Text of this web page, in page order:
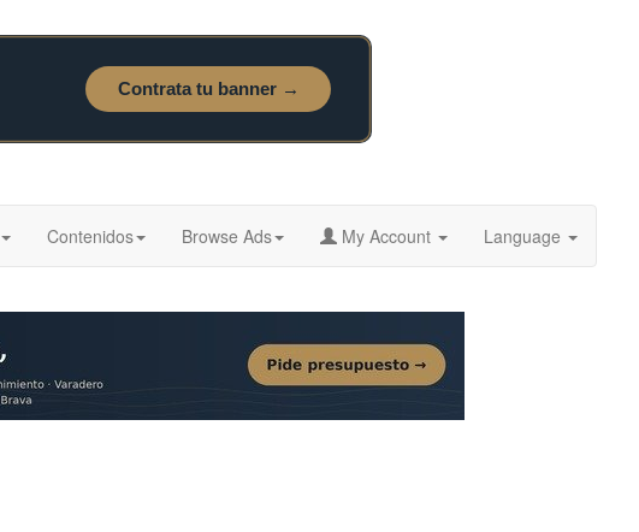
Contenidos Browse Ads My Account Language